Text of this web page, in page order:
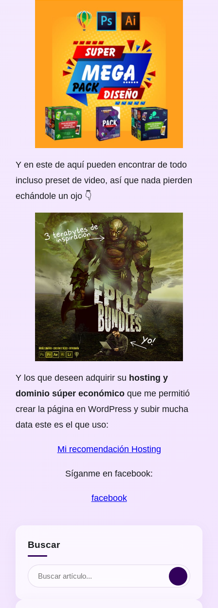
Y en este de aquí pueden encontrar de todo
incluso preset de video, así que nada pierden
echándole un ojo 👇
Y los que deseen adquirir su hosting y
dominio súper económico que me permitió
crear la página en WordPress y subir mucha
data este es el que uso:
Mi recomendación Hosting
Síganme en facebook:
facebook
Buscar